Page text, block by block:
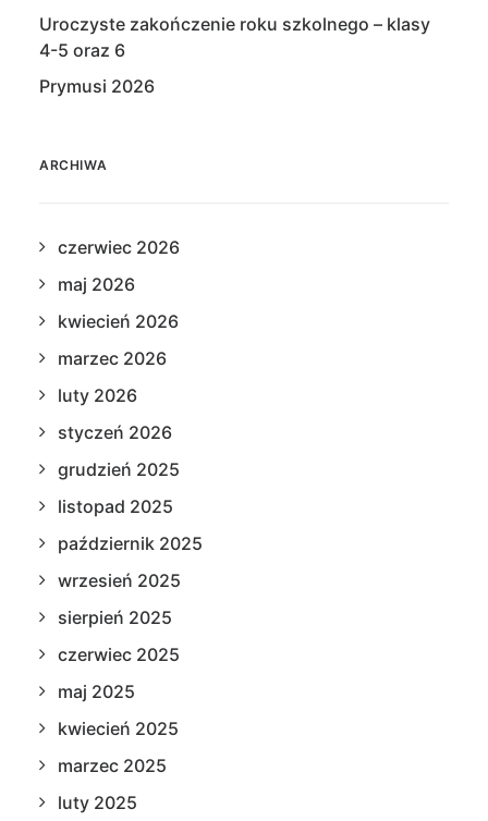
Uroczyste zakończenie roku szkolnego – klasy
4-5 oraz 6
Prymusi 2026
ARCHIWA
czerwiec 2026
maj 2026
kwiecień 2026
marzec 2026
luty 2026
styczeń 2026
grudzień 2025
listopad 2025
październik 2025
wrzesień 2025
sierpień 2025
czerwiec 2025
maj 2025
kwiecień 2025
marzec 2025
luty 2025